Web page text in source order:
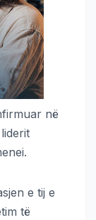
në
e tij e
të